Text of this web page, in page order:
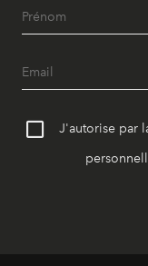
J'autorise par